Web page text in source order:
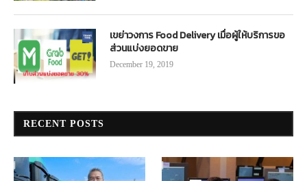
เขย่าวงการ Food Delivery เมื่อผู้ให้บริการขอ
ส่วนแบ่งยอดขาย
December 19, 2019
RECENT POSTS